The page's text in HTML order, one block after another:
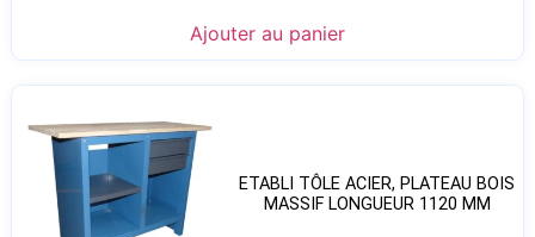
Ajouter au panier
ETABLI TÔLE ACIER, PLATEAU BOIS
MASSIF LONGUEUR 1120 MM